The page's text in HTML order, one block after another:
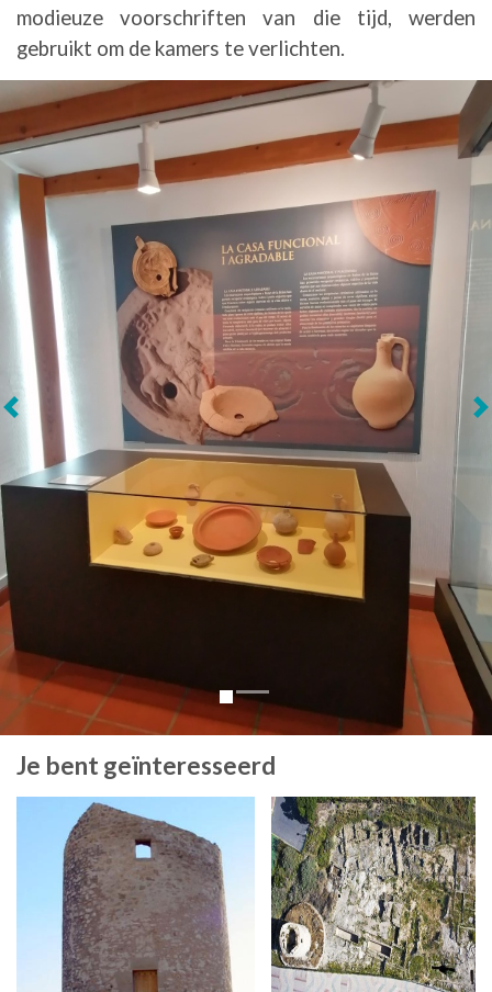
modieuze voorschriften van die tijd, werden
gebruikt om de kamers te verlichten.
Volgende
Je bent geïnteresseerd